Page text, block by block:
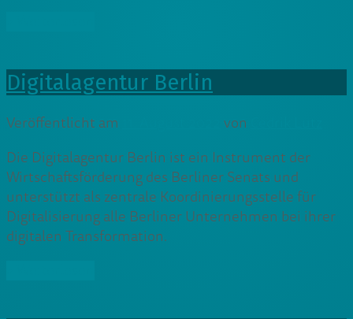
Digitalagentur Berlin
Veröffentlicht am von
Die Digitalagentur Berlin ist ein Instrument der
Wirtschaftsförderung des Berliner Senats und
unterstützt als zentrale Koordinierungsstelle für
Digitalisierung alle Berliner Unternehmen bei ihrer
digitalen Transformation.